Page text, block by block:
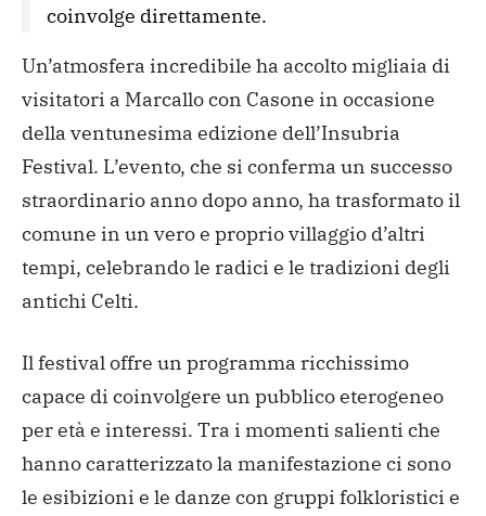
coinvolge direttamente.
Un’atmosfera incredibile ha accolto migliaia di
visitatori a Marcallo con Casone in occasione
della ventunesima edizione dell’Insubria
Festival. L’evento, che si conferma un successo
straordinario anno dopo anno, ha trasformato il
comune in un vero e proprio villaggio d’altri
tempi, celebrando le radici e le tradizioni degli
antichi Celti.
Il festival offre un programma ricchissimo
capace di coinvolgere un pubblico eterogeneo
per età e interessi. Tra i momenti salienti che
hanno caratterizzato la manifestazione ci sono
le esibizioni e le danze con gruppi folkloristici e